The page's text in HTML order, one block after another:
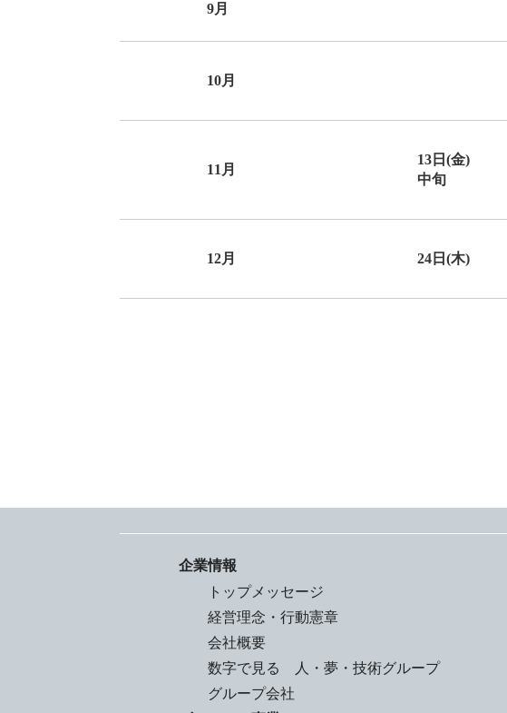
9月
10月
11月
13日(金)
中旬
12月 24日(木)
企業情報
トップメッセージ
経営理念・行動憲章
会社概要
数字で見る 人・夢・技術グループ
グループ会社